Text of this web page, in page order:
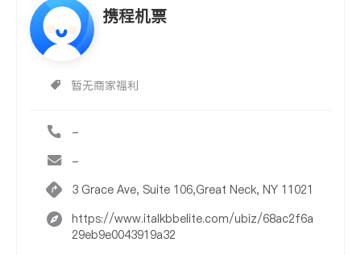
携程机票
暂无商家福利
-
-
3 Grace Ave, Suite 106,Great Neck, NY 11021
https://www.italkbbelite.com/ubiz/68ac2f6a
29eb9e0043919a32